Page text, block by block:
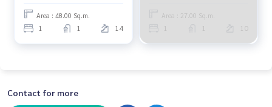
Area : 48.00 Sq.m.
1 1 14
Area : 27.00 Sq.m.
1 1 10
Contact for more